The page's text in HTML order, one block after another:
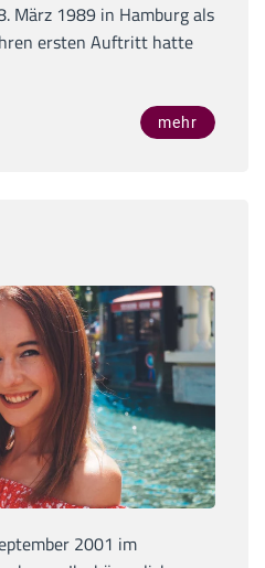
März 1989 in Hamburg als
ersten Auftritt hatte
mehr
2001 im